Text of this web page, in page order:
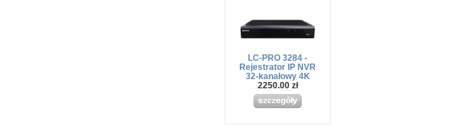
LC-PRO 3284 -
Rejestrator IP NVR
32-kanałowy 4K
2250.00 zł